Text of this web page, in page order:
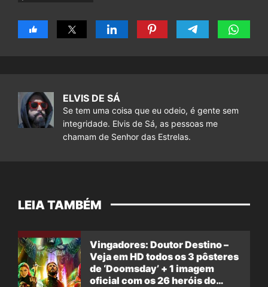
ELVIS DE SÁ
Se tem uma coisa que eu odeio, é gente sem
integridade. Elvis de Sá, as pessoas me
chamam de Senhor das Estrelas.
LEIA TAMBÉM
Vingadores: Doutor Destino –
Veja em HD todos os 3 pôsteres
de ‘Doomsday’ + 1 imagem
oficial com os 26 heróis do